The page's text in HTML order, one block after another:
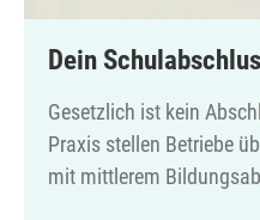
Dein
Gesetzlich ist kein
Praxis stellen Betriebe
mit mittlerem